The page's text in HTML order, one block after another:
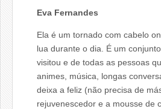
Eva Fernandes
Ela é um tornado com cabelo
lua durante o dia. É um
visitou e de todas as pessoas
animes, música, longas
deixa a feliz (não precisa de
rejuvenescedor e a mousse de